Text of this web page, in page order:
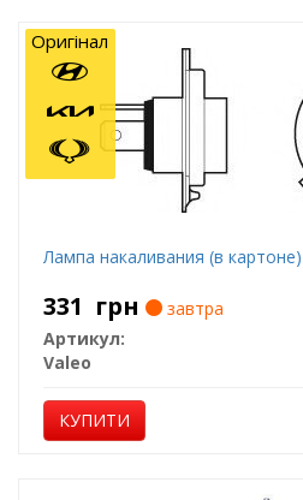
Лампа накаливания (в
331 грн
завтра
Артикул:
Valeo
КУПИТИ
Оригінал